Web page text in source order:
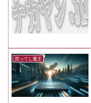
買ってし魔王